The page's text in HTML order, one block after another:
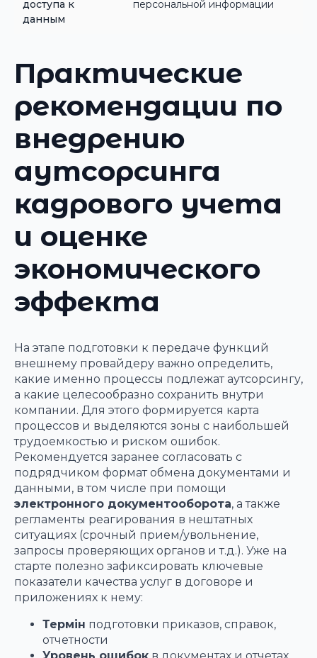
доступа к
данным
персональной информации
Практические
рекомендации по
внедрению
аутсорсинга
кадрового учета
и оценке
экономического
эффекта
На этапе подготовки к передаче функций
внешнему провайдеру важно определить,
какие именно процессы подлежат аутсорсингу,
а какие целесообразно сохранить внутри
компании. Для этого формируется карта
процессов и выделяются зоны с наибольшей
трудоемкостью и риском ошибок.
Рекомендуется заранее согласовать с
подрядчиком формат обмена документами и
данными, в том числе при помощи
электронного документооборота, а также
регламенты реагирования в нештатных
ситуациях (срочный прием/увольнение,
запросы проверяющих органов и т.д.). Уже на
старте полезно зафиксировать ключевые
показатели качества услуг в договоре и
приложениях к нему:
Термін подготовки приказов, справок,
отчетности